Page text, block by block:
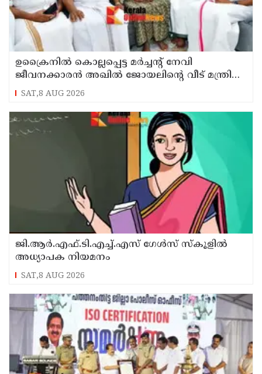
ഉക്രൈനിൽ കൊല്ലപ്പെട്ട മർച്ചന്റ് നേവി
ജീവനക്കാരൻ അഖിൽ ജോയലിന്റെ വീട് മന്ത്രി
അനൂപ് ജേക്കബ്ബ് സന്ദർശിച്ചു
SAT,8 AUG 2026
ജി.ആർ.എഫ്.ടി.എച്ച്.എസ് ഗേൾസ് സ്‌കൂളിൽ
അധ്യാപക നിയമനം
SAT,8 AUG 2026